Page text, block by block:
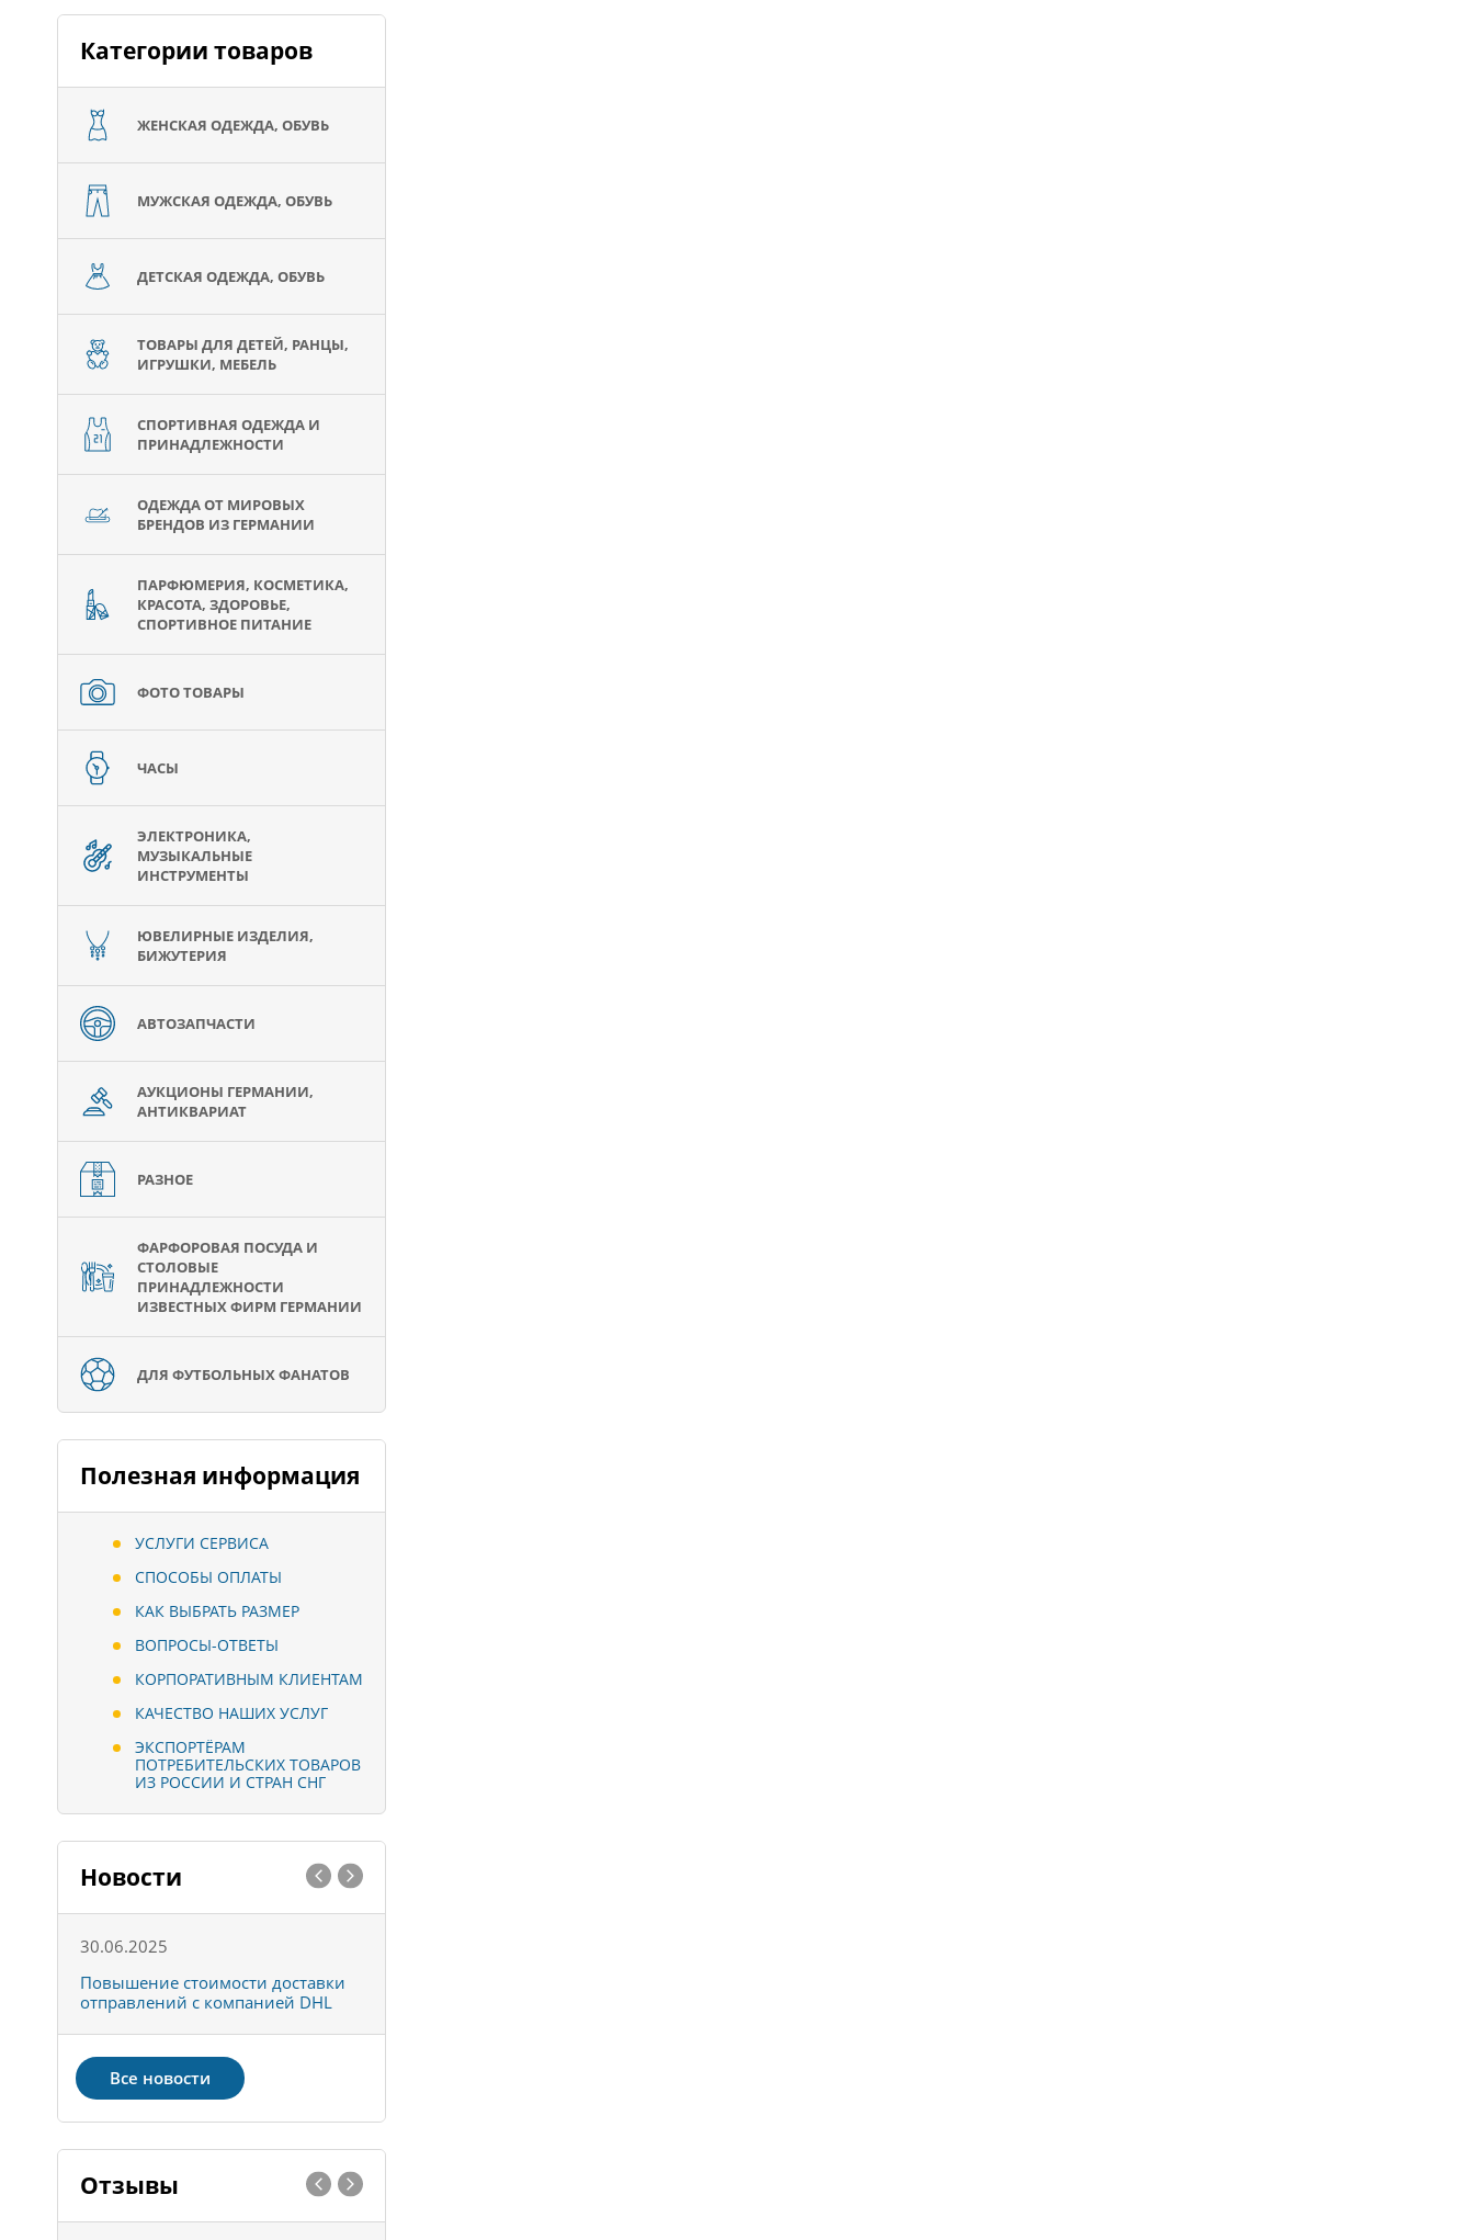
Категории товаров
ЖЕНСКАЯ ОДЕЖДА, ОБУВЬ
МУЖСКАЯ ОДЕЖДА, ОБУВЬ
ДЕТСКАЯ ОДЕЖДА, ОБУВЬ
ТОВАРЫ ДЛЯ ДЕТЕЙ, РАНЦЫ,
ИГРУШКИ, МЕБЕЛЬ
СПОРТИВНАЯ ОДЕЖДА И
ПРИНАДЛЕЖНОСТИ
ОДЕЖДА ОТ МИРОВЫХ
БРЕНДОВ ИЗ ГЕРМАНИИ
ПАРФЮМЕРИЯ, КОСМЕТИКА,
КРАСОТА, ЗДОРОВЬЕ,
СПОРТИВНОЕ ПИТАНИЕ
ФОТО ТОВАРЫ
ЧАСЫ
ЭЛЕКТРОНИКА,
МУЗЫКАЛЬНЫЕ
ИНСТРУМЕНТЫ
ЮВЕЛИРНЫЕ ИЗДЕЛИЯ,
БИЖУТЕРИЯ
АВТОЗАПЧАСТИ
АУКЦИОНЫ ГЕРМАНИИ,
АНТИКВАРИАТ
РАЗНОЕ
ФАРФОРОВАЯ ПОСУДА И
СТОЛОВЫЕ
ПРИНАДЛЕЖНОСТИ
ИЗВЕСТНЫХ ФИРМ ГЕРМАНИИ
ДЛЯ ФУТБОЛЬНЫХ ФАНАТОВ
Полезная информация
УСЛУГИ СЕРВИСА
СПОСОБЫ ОПЛАТЫ
КАК ВЫБРАТЬ РАЗМЕР
ВОПРОСЫ-ОТВЕТЫ
КОРПОРАТИВНЫМ КЛИЕНТАМ
КАЧЕСТВО НАШИХ УСЛУГ
ЭКСПОРТЁРАМ
ПОТРЕБИТЕЛЬСКИХ ТОВАРОВ
ИЗ РОССИИ И СТРАН СНГ
Новости
30.06.2025
Повышение стоимости доставки
отправлений с компанией DHL
Все новости
Отзывы